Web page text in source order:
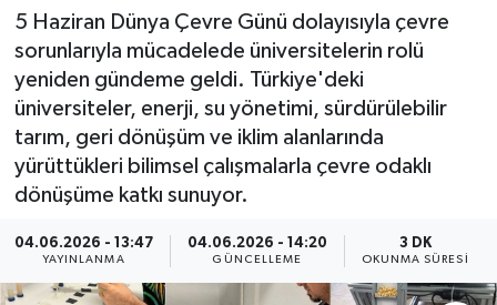
5 Haziran Dünya Çevre Günü dolayısıyla çevre
sorunlarıyla mücadelede üniversitelerin rolü
yeniden gündeme geldi. Türkiye'deki
üniversiteler, enerji, su yönetimi, sürdürülebilir
tarım, geri dönüşüm ve iklim alanlarında
yürüttükleri bilimsel çalışmalarla çevre odaklı
dönüşüme katkı sunuyor.
04.06.2026 - 13:47
YAYINLANMA
04.06.2026 - 14:20
GÜNCELLEME
3 DK
OKUNMA SÜRESI
Sağlık
Si̇yaset
Spor
Yaşam
Anali̇z
Son Dakika Haberleri
Haber Arşivi